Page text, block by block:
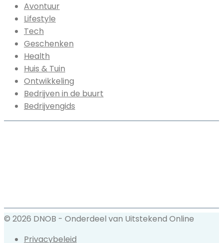
Avontuur
Lifestyle
Tech
Geschenken
Health
Huis & Tuin
Ontwikkeling
Bedrijven in de buurt
Bedrijvengids
© 2026 DNOB - Onderdeel van Uitstekend Online
Privacybeleid